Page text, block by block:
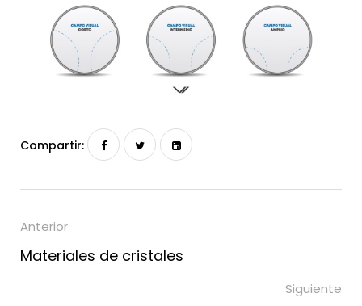
Compartir:
Anterior
Materiales de cristales
Siguiente